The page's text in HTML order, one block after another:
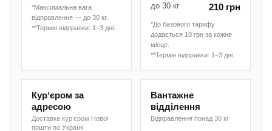
*Максимальна вага
відправлення — до 30 кг.
**Термін відправки: 1–3 дні.
до 30 кг 210 грн
*До базового тарифу
додається 10 грн за кожне
місце.
**Термін відправки: 1–3 дні.
Курʼєром за
адресою
Доставка курʼєром Нової
пошти по Україні
Вантажне
відділення
Відправлення понад 30 кг